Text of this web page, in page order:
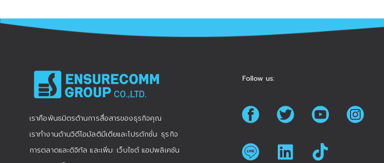
เราคือพันธมิตรด้านการสื่อสารของธุรกิจคุณ
เราทำงานด้านวิดีโอมัลติมีเดียและโปรดักชั่น: ธุรกิจ
การตลาดและดิจิทัล และเพิ่ม: เว็บไซต์ แอปพลิเคชัน
Follow us: